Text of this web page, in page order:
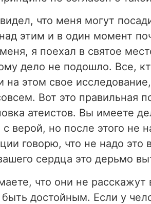
что меня могут
этим и в один момент
я поехал в святое
дело не подошло. Все,
на этом свое
Вот это правильная
атеистов. Вы имеете
верой, но после этого не
говорю, что не надо это
сердца это дерьмо
что они не расскажут
достойным. Если у